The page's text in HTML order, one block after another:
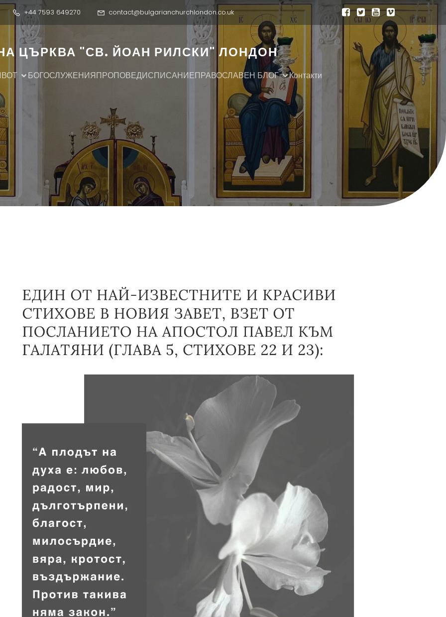
+44 7593 649270 contact@bulgarianchurchlondon.co.uk
ЦЪРКВА "СВ. ЙОАН РИЛСКИ" ЛОНДОН
БОГОСЛУЖЕНИЯПРОПОВЕДИСПИСАНИЕПРАВОСЛАВЕН БЛОГ Контакти